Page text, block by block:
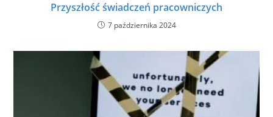
Przyszłość świadczeń pracowniczych
7 października 2024